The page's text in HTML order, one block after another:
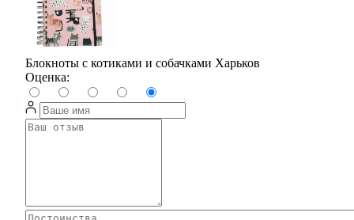
Блокноты с котиками и собачками Харьков
Оценка: